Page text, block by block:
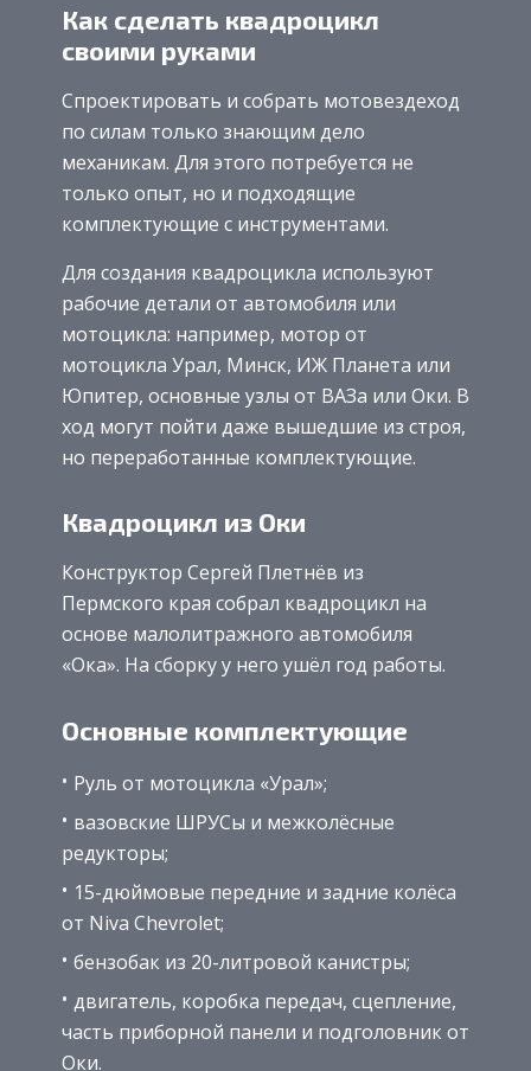
Как сделать квадроцикл
своими руками
Спроектировать и собрать мотовездеход
по силам только знающим дело
механикам. Для этого потребуется не
только опыт, но и подходящие
комплектующие с инструментами.
Для создания квадроцикла используют
рабочие детали от автомобиля или
мотоцикла: например, мотор от
мотоцикла Урал, Минск, ИЖ Планета или
Юпитер, основные узлы от ВАЗа или Оки. В
ход могут пойти даже вышедшие из строя,
но переработанные комплектующие.
Квадроцикл из Оки
Конструктор Сергей Плетнёв из
Пермского края собрал квадроцикл на
основе малолитражного автомобиля
«Ока». На сборку у него ушёл год работы.
Основные комплектующие
Руль от мотоцикла «Урал»;
вазовские ШРУСы и межколёсные
редукторы;
15-дюймовые передние и задние колёса
от Niva Chevrolet;
бензобак из 20-литровой канистры;
двигатель, коробка передач, сцепление,
часть приборной панели и подголовник от
Оки.